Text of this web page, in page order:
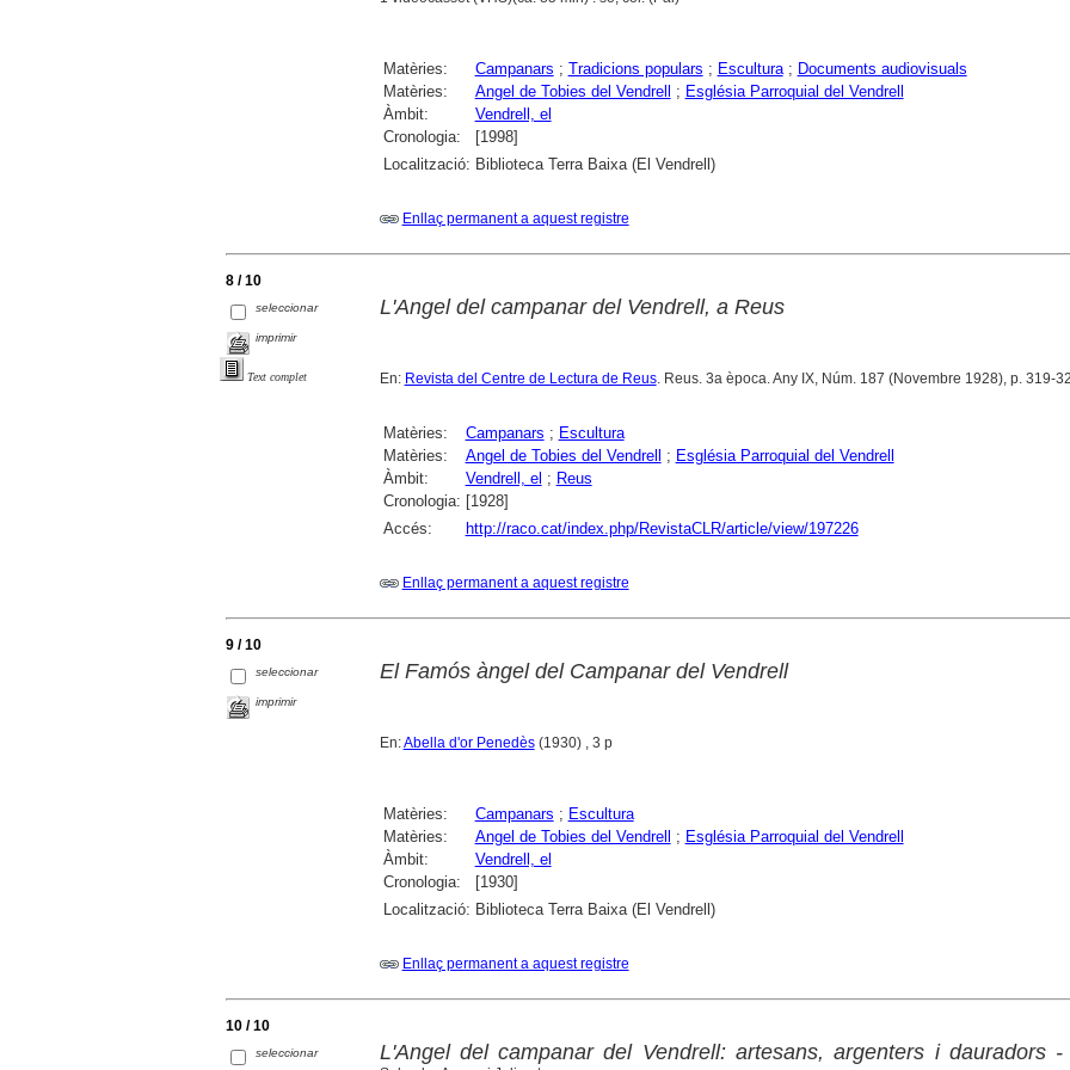
Matèries: Campanars ; Tradicions populars ; Escultura; Documents audiovisuals
Matèries:
Angel de Tobies del Vendrell ; Església Parroquial del Vendrell
Àmbit:
Vendrell, el
Cronologia:
[1998]
Localització: Biblioteca Terra Baixa (El Vendrell)
Enllaç permanent a aquest registre
8 / 10
seleccionar
imprimir
Text complet
L'Angel del campanar del Vendrell, a Reus
En: Revista del Centre de Lectura de Reus. Reus. 3a època. Any IX, Núm. 187 (Novembre 1928), p. 319-
Matèries: Campanars ; Escultura
Matèries:
Angel de Tobies del Vendrell ; Església Parroquial del Vendrell
Àmbit:
Vendrell, el ; Reus
Cronologia: [1928]
Accés:
http://raco.cat/index.php/RevistaCLR/article/view/197226
Enllaç permanent a aquest registre
9 / 10
seleccionar
imprimir
El Famós àngel del Campanar del Vendrell
En:Abella d'or Penedès(1930) , 3 p
Matèries: Campanars ; Escultura
Matèries:
Angel de Tobies del Vendrell ; Església Parroquial del Vendrell
Àmbit:
Vendrell, el
Cronologia:
[1930]
Localització: Biblioteca Terra Baixa (El Vendrell)
Enllaç permanent a aquest registre
10 / 10
seleccionar L'Angel del campanar del Vendrell: artesans, argenters i dauradors -